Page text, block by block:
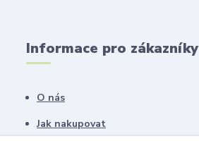
Informace pro zákazníky
O nás
Jak nakupovat